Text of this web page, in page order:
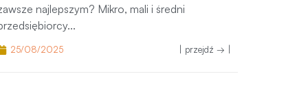
najlepszym? Mikro, mali i średni
25/08/2025 | przejdź → |